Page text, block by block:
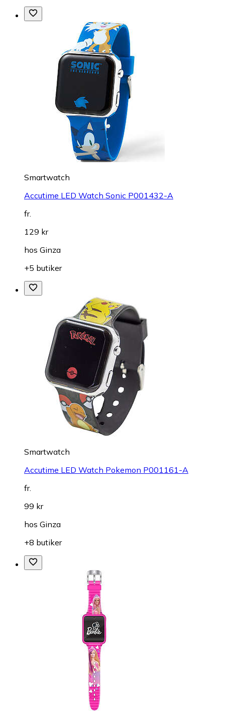
Smartwatch
Accutime LED Watch Sonic P001432-A
fr.
129 kr
hos Ginza
+5 butiker
Smartwatch
Accutime LED Watch Pokemon P001161-A
fr.
99 kr
hos Ginza
+8 butiker